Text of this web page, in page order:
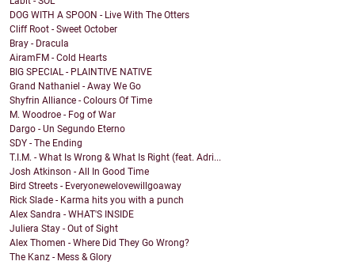
DOG WITH A SPOON - Live With The Otters
Cliff Root - Sweet October
Bray - Dracula
AiramFM - Cold Hearts
BIG SPECIAL - PLAINTIVE NATIVE
Grand Nathaniel - Away We Go
Shyfrin Alliance - Colours Of Time
M. Woodroe - Fog of War
Dargo - Un Segundo Eterno
SDY - The Ending
T.I.M. - What Is Wrong & What Is Right (feat. Adri...
Josh Atkinson - All In Good Time
Bird Streets - Everyonewelovewillgoaway
Rick Slade - Karma hits you with a punch
Alex Sandra - WHAT'S INSIDE
Juliera Stay - Out of Sight
Alex Thomen - Where Did They Go Wrong?
The Kanz - Mess & Glory